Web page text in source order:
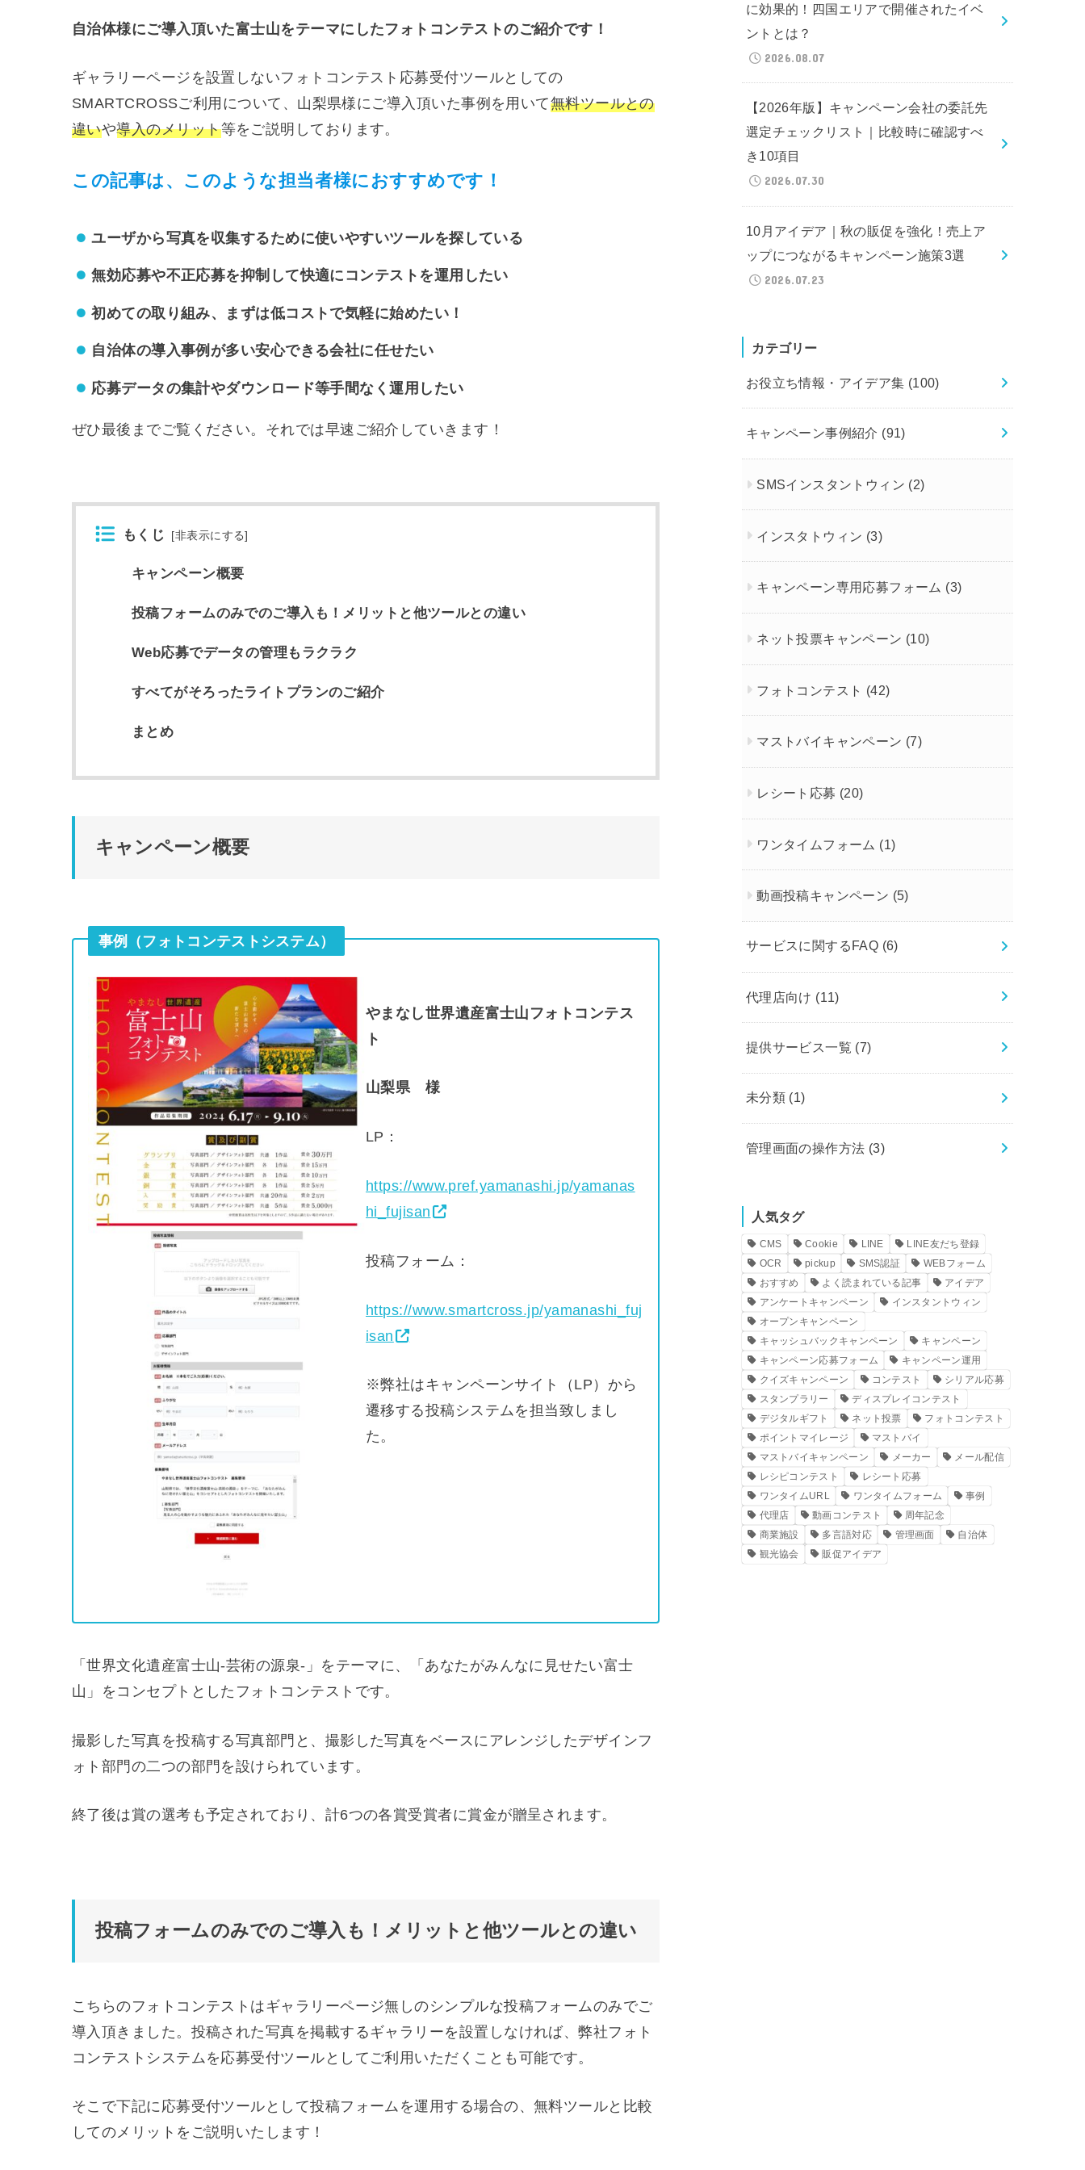
自治体様にご導入頂いた富士山をテーマにしたフォトコンテストのご紹介です！
ギャラリーページを設置しないフォトコンテスト応募受付ツールとしての
SMARTCROSSご利用について、山梨県様にご導入頂いた事例を用いて無料ツールとの
違いや導入のメリット等をご説明しております。
この記事は、このような担当者様におすすめです！
ユーザから写真を収集するために使いやすいツールを探している
無効応募や不正応募を抑制して快適にコンテストを運用したい
初めての取り組み、まずは低コストで気軽に始めたい！
自治体の導入事例が多い安心できる会社に任せたい
応募データの集計やダウンロード等手間なく運用したい
ぜひ最後までご覧ください。それでは早速ご紹介していきます！
もくじ [非表示にする]
キャンペーン概要
投稿フォームのみでのご導入も！メリットと他ツールとの違い
Web応募でデータの管理もラクラク
すべてがそろったライトプランのご紹介
まとめ
キャンペーン概要
事例（フォトコンテストシステム）
やまなし世界遺産富士山フォトコンテス
ト
山梨県 様
LP：
https://www.pref.yamanashi.jp/yamanas
hi_fujisan
投稿フォーム：
https://www.smartcross.jp/yamanashi_fuj
isan
※弊社はキャンペーンサイト（LP）から
遷移する投稿システムを担当致しまし
た。
「世界文化遺産富士山-芸術の源泉-」をテーマに、「あなたがみんなに見せたい富士
山」をコンセプトとしたフォトコンテストです。
撮影した写真を投稿する写真部門と、撮影した写真をベースにアレンジしたデザインフ
ォト部門の二つの部門を設けられています。
終了後は賞の選考も予定されており、計6つの各賞受賞者に賞金が贈呈されます。
投稿フォームのみでのご導入も！メリットと他ツールとの違い
こちらのフォトコンテストはギャラリーページ無しのシンプルな投稿フォームのみでご
導入頂きました。投稿された写真を掲載するギャラリーを設置しなければ、弊社フォト
コンテストシステムを応募受付ツールとしてご利用いただくことも可能です。
そこで下記に応募受付ツールとして投稿フォームを運用する場合の、無料ツールと比較
してのメリットをご説明いたします！
に効果的！四国エリアで開催されたイベ
ントとは？
2026.08.07
【2026年版】キャンペーン会社の委託先
選定チェックリスト｜比較時に確認すべ
き10項目
2026.07.30
10月アイデア｜秋の販促を強化！売上ア
ップにつながるキャンペーン施策3選
2026.07.23
カテゴリー
お役立ち情報・アイデア集 (100)
キャンペーン事例紹介 (91)
SMSインスタントウィン (2)
インスタトウィン (3)
キャンペーン専用応募フォーム (3)
ネット投票キャンペーン (10)
フォトコンテスト (42)
マストバイキャンペーン (7)
レシート応募 (20)
ワンタイムフォーム (1)
動画投稿キャンペーン (5)
サービスに関するFAQ (6)
代理店向け (11)
提供サービス一覧 (7)
未分類 (1)
管理画面の操作方法 (3)
人気タグ
CMS Cookie LINE
LINE友だち登録
OCR
pickup SMS認証
WEBフォーム
おすすめ
よく読まれている記事
アイデア
アンケートキャンペーン
インスタントウィン
オープンキャンペーン
キャッシュバックキャンペーン
キャンペーン
キャンペーン応募フォーム
キャンペーン運用
クイズキャンペーン
コンテスト
シリアル応募
スタンプラリー
ディスプレイコンテスト
デジタルギフト
ネット投票
フォトコンテスト
ポイントマイレージ
マストバイ
マストバイキャンペーン
メーカー
メール配信
レシピコンテスト
レシート応募
ワンタイムURL
ワンタイムフォーム
事例
代理店
動画コンテスト
周年記念
商業施設
多言語対応 管理画面
自治体
観光協会
販促アイデア